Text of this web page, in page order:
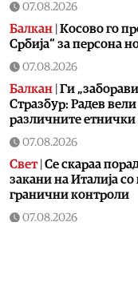
07.08.2026
Балкан Косово го
Србија“ за персона
07.08.2026
Балкан Ги
Стразбур: Радев
различните
07.08.2026
Свет| Се скараа
закани на Италија
гранични контроли
07.08.2026